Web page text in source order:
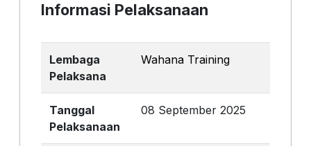
Informasi Pelaksanaan
Lembaga
Pelaksana
Wahana Training
Tanggal
Pelaksanaan
08 September 2025